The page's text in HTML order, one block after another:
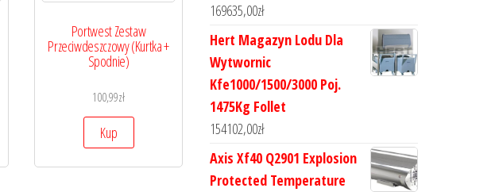
Portwest Zestaw
Przeciwdeszczowy (Kurtka +
Spodnie)
100,99zł
Kup
169635,00zł
Hert Magazyn Lodu Dla
Wytwornic
Kfe1000/1500/3000 Poj.
1475Kg Follet
154102,00zł
Axis Xf40 Q2901 Explosion
Protected Temperature